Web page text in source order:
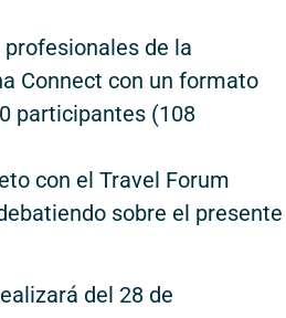
de la
Connect con un formato
participantes (108
con el Travel Forum
sobre el presente
del 28 de